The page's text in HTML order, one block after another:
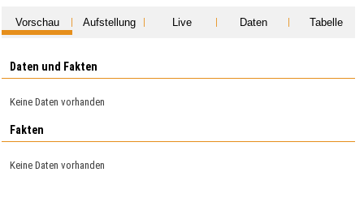
Vorschau Aufstellung Live Daten Tabelle
Daten und Fakten
Keine Daten vorhanden
Fakten
Keine Daten vorhanden